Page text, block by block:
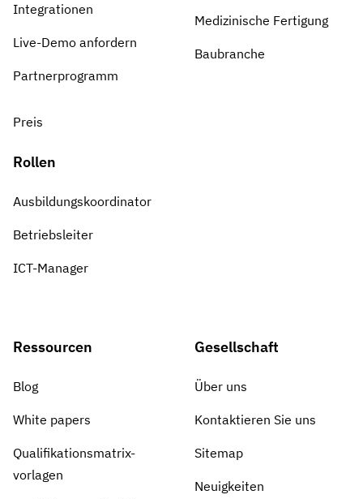
Integrationen
Live-Demo anfordern
Partnerprogramm
Preis
Rollen
Ausbildungskoordinator
Betriebsleiter
ICT-Manager
Medizinische Fertigung
Baubranche
Ressourcen
Blog
White papers
Qualifikationsmatrix-
vorlagen
Gesellschaft
Über uns
Kontaktieren Sie uns
Sitemap
Neuigkeiten